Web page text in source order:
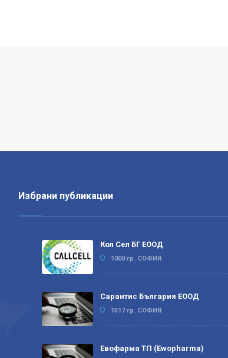
Избрани публикации
Кол Сел БГ ЕООД
1000 гр. СОФИЯ
Сарантис България ЕООД
1517 гр. СОФИЯ
Евофарма ТП (Ewopharma)